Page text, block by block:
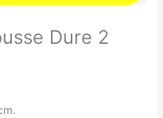
Dure 2